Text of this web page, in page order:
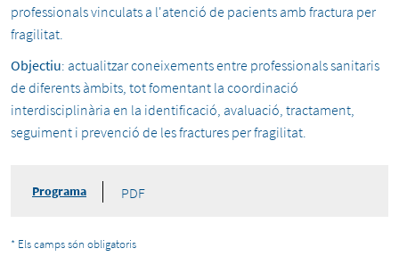
professionals vinculats a l'atenció de pacients amb fractura per
fragilitat.
Objectiu: actualitzar coneixements entre professionals sanitaris
de diferents àmbits, tot fomentant la coordinació
interdisciplinària en la identificació, avaluació, tractament,
seguiment i prevenció de les fractures per fragilitat.
Programa
* Els camps són obligatoris